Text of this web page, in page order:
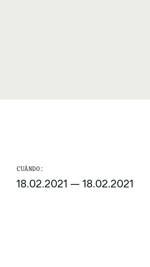
CUÁNDO:
18.02.2021 — 18.02.2021